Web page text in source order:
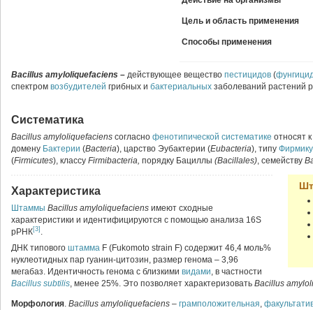
Цель и область применения
Способы применения
Bacillus amyloliquefaciens – действующее вещество пестицидов (
спектром возбудителей грибных и бактериальных заболеваний растений
Систематика
Bacillus amyloliquefaciens согласно фенотипической систематике относят к
домену Бактерии (Bacteria), царство Эубактерии (Eubacteria), типу
(Firmicutes), классу Firmibacteria, порядку Бациллы (Bacillales), семейству
Характеристика
Штаммы Bacillus amyloliquefaciens имеют сходные
характеристики и идентифицируются с помощью анализа 16S
рРНК[3] .
ДНК типового штамма F (Fukomoto strain F) содержит 46,4 моль%
нуклеотидных пар гуанин-цитозин, размер генома – 3,96
мегабаз. Идентичность генома с близкими видами, в частности
Bacillus subtilis, менее 25%. Это позволяет характеризовать Bacillus
Морфология. Bacillus amyloliquefaciens – грамположительная,